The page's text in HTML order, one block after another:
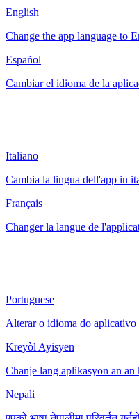
English
Change the app language to
Español
Cambiar el idioma de la
Italiano
Cambia la lingua dell'app in
Français
Changer la langue de
Portuguese
Alterar o idioma do aplicativo
Kreyòl Ayisyen
Chanje lang aplikasyon an
Nepali